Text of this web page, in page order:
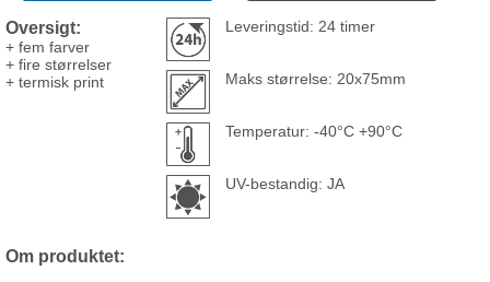
Oversigt:
+ fem farver
+ fire størrelser
+ termisk print
Leveringstid: 24 timer
Maks størrelse: 20x75mm
Temperatur: -40°C +90°C
UV-bestandig: JA
Om produktet: